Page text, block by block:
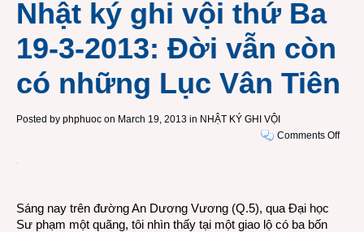
Nhật ký ghi vội thứ Ba
19-3-2013: Đời vẫn còn
có những Lục Vân Tiên
Posted by phphuoc on March 19, 2013 in NHẬT KÝ GHI VỘI
Comments Offon
Sáng nay trên đường An Dương Vương (Q.5), qua Đại học
Sư phạm một quãng, tôi nhìn thấy tại một giao lộ có ba bốn